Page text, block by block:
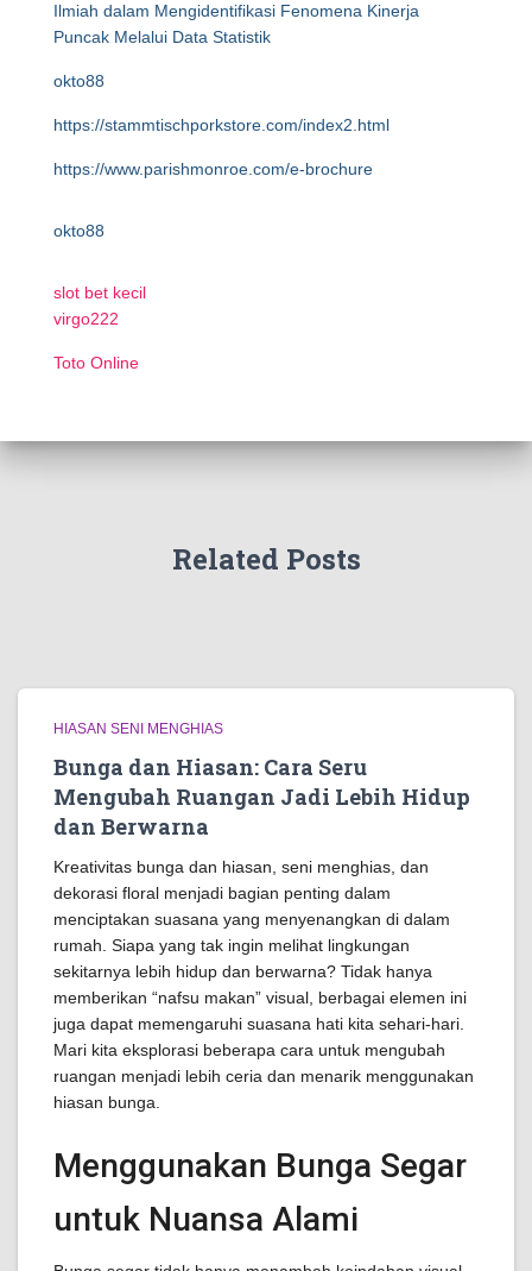
Ilmiah dalam Mengidentifikasi Fenomena Kinerja
Puncak Melalui Data Statistik
okto88
https://stammtischporkstore.com/index2.html
https://www.parishmonroe.com/e-brochure
okto88
slot bet kecil
virgo222
Toto Online
Related Posts
HIASAN SENI MENGHIAS
Bunga dan Hiasan: Cara Seru
Mengubah Ruangan Jadi Lebih Hidup
dan Berwarna
Kreativitas bunga dan hiasan, seni menghias, dan
dekorasi floral menjadi bagian penting dalam
menciptakan suasana yang menyenangkan di dalam
rumah. Siapa yang tak ingin melihat lingkungan
sekitarnya lebih hidup dan berwarna? Tidak hanya
memberikan “nafsu makan” visual, berbagai elemen ini
juga dapat memengaruhi suasana hati kita sehari-hari.
Mari kita eksplorasi beberapa cara untuk mengubah
ruangan menjadi lebih ceria dan menarik menggunakan
hiasan bunga.
Menggunakan Bunga Segar
untuk Nuansa Alami